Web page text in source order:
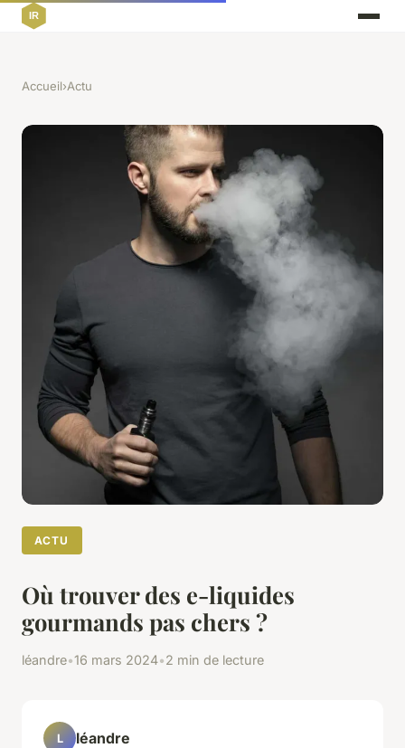
Accueil›Actu
ACTU
Où trouver des e-liquides
gourmands pas chers ?
léandre•16 mars 2024•2 min de lecture
L léandre